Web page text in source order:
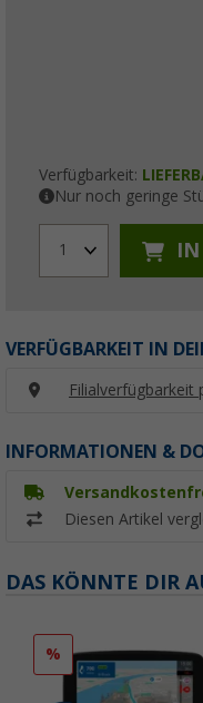
Verfügbarkeit:
Nur noch geringe
1 IN
VERFÜGBARKEIT IN
Filialverfügbarkeit
INFORMATIONEN &
Diesen Artikel
DAS KÖNNTE DIR
%